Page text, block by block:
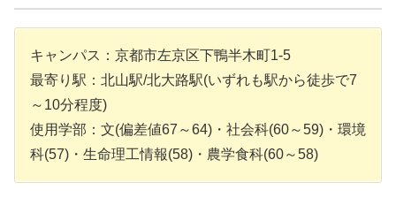
キャンパス：京都市左京区下鴨半木町1-5
最寄り駅：北山駅/北大路駅(いずれも駅から徒歩で7
～10分程度)
使用学部：文(偏差値67～64)・社会科(60～59)・環境
科(57)・生命理工情報(58)・農学食科(60～58)